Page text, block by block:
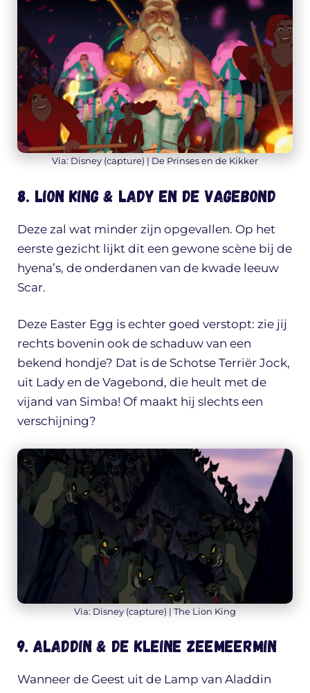
Via: Disney (capture) | De Prinses en de Kikker
8. Lion King & Lady en de Vagebond
Deze zal wat minder zijn opgevallen. Op het
eerste gezicht lijkt dit een gewone scène bij de
hyena’s, de onderdanen van de kwade leeuw
Scar.
Deze Easter Egg is echter goed verstopt: zie jij
rechts bovenin ook de schaduw van een
bekend hondje? Dat is de Schotse Terriër Jock,
uit Lady en de Vagebond, die heult met de
vijand van Simba! Of maakt hij slechts een
verschijning?
Via: Disney (capture) | The Lion King
9. Aladdin & de Kleine Zeemeermin
Wanneer de Geest uit de Lamp van Aladdin